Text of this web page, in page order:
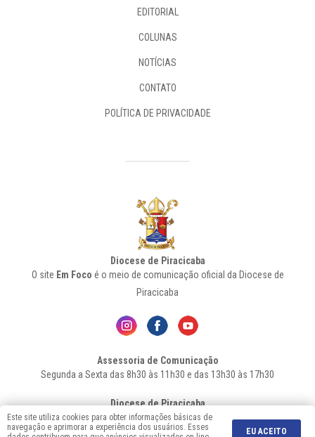
EDITORIAL
COLUNAS
NOTÍCIAS
CONTATO
POLÍTICA DE PRIVACIDADE
Diocese de Piracicaba
O site Em Foco é o meio de comunicação oficial da Diocese de
Piracicaba
Assessoria de Comunicação
Segunda a Sexta das 8h30 às 11h30 e das 13h30 às 17h30
Diocese de Piracicaba
Av. Independência, 1146 – Bairro Higienópolis - Cep: 13.419-155 –
Piracicaba-SP - Fone: 19 2106-7556
Este site utiliza cookies para obter informações básicas de
navegação e aprimorar a experiência dos usuários. Esses
EU ACEITO